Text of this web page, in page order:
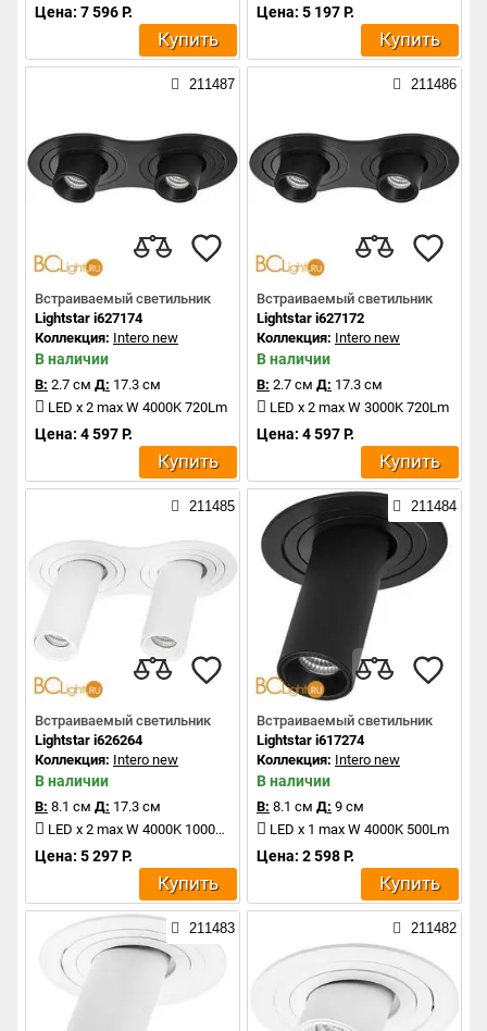
Цена: 7 596 Р.
Купить
Цена: 5 197 Р.
Купить
211487
Встраиваемый светильник
Lightstar i627174
Коллекция: Intero new
В наличии
В: 2.7 см Д: 17.3 см
LED x 2 max W 4000K 720Lm
Цена: 4 597 Р.
Купить
211486
Встраиваемый светильник
Lightstar i627172
Коллекция: Intero new
В наличии
В: 2.7 см Д: 17.3 см
LED x 2 max W 3000K 720Lm
Цена: 4 597 Р.
Купить
211485
Встраиваемый светильник
Lightstar i626264
Коллекция: Intero new
В наличии
В: 8.1 см Д: 17.3 см
LED x 2 max W 4000K 1000Lm
Цена: 5 297 Р.
Купить
211484
Встраиваемый светильник
Lightstar i617274
Коллекция: Intero new
В наличии
В: 8.1 см Д: 9 см
LED x 1 max W 4000K 500Lm
Цена: 2 598 Р.
Купить
211483 211482